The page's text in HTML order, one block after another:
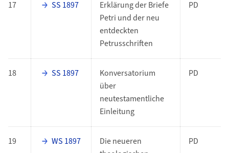
17 SS 1897
Erklärung der Briefe
Petri und der neu
entdeckten
Petrusschriften
PD
18 SS 1897
Konversatorium
über
neutestamentliche
Einleitung
PD
19 WS 1897
Die neueren
PD